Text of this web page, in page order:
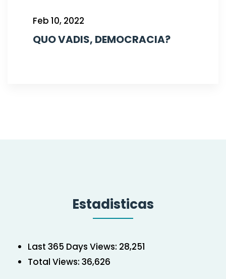
Feb 10, 2022
QUO VADIS, DEMOCRACIA?
Estadisticas
Last 365 Days Views: 28,251
Total Views: 36,626